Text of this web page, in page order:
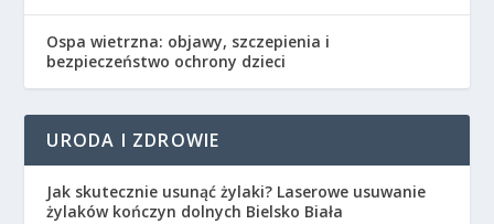
Ospa wietrzna: objawy, szczepienia i
bezpieczeństwo ochrony dzieci
URODA I ZDROWIE
Jak skutecznie usunąć żylaki? Laserowe usuwanie
żylaków kończyn dolnych Bielsko Biała